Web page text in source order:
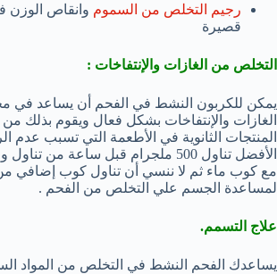
رجيم التخلص من السموم وانقاص الوزن
قصيرة
التخلص من الغازات والإنتفاخات :
يمكن للكربون النشط في الفحم أن يساعد في
الغازات والإنتفاخات بشكل فعال ويقوم بذلك
المنتجات الثانوية في الأطعمة التي تسبب عدم
الأفضل تناول 500 ملجرام قبل ساعة من
مع كوب ماء ثم لا ننسي أن تناول كوب إضافي
لمساعدة الجسم علي التخلص من الفحم .
علاج التسمم.
يساعدك الفحم النشط في التخلص من المواد